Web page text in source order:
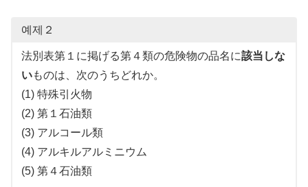
예제２
法別表第１に掲げる第４類の危険物の品名に該当しな
いものは、次のうちどれか。
(1) 特殊引火物
(2) 第１石油類
(3) アルコール類
(4) アルキルアルミニウム
(5) 第４石油類